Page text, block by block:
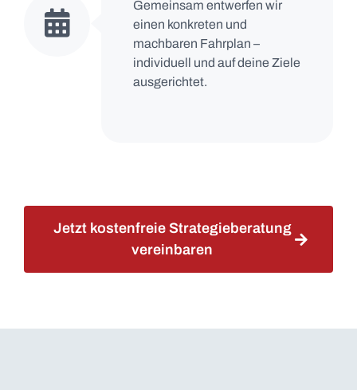
Gemeinsam entwerfen wir
einen konkreten und
machbaren Fahrplan –
individuell und auf deine Ziele
ausgerichtet.
Jetzt kostenfreie Strategieberatung
vereinbaren